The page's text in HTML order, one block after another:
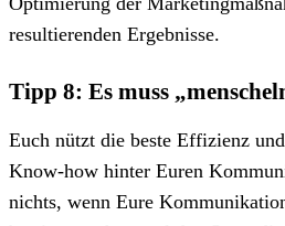
resultierenden Ergebnisse.
Tipp 8: Es muss
Euch nützt die beste Effizienz
Know-how hinter Euren
nichts, wenn Eure